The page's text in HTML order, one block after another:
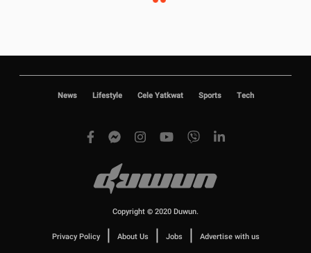
News Lifestyle Cele Yatkwat Sports Tech
Copyright © 2020 Duwun.
Privacy Policy | About Us | Jobs | Advertise with us